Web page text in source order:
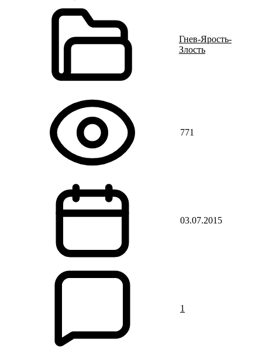
Гнев-Ярость-
Злость
771
03.07.2015
1